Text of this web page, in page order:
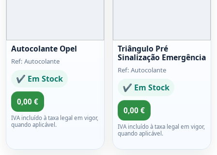
Autocolante Opel
Ref: Autocolante
✔ Em Stock
0,00 €
IVA incluído à taxa legal em vigor,
quando aplicável.
Triângulo Pré
Sinalização Emergência
Ref: Autocolante
✔ Em Stock
0,00 €
IVA incluído à taxa legal em vigor,
quando aplicável.